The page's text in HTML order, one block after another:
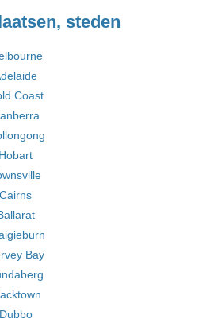
steden
Coast
Hobart
Cairns
Bay
Dubbo